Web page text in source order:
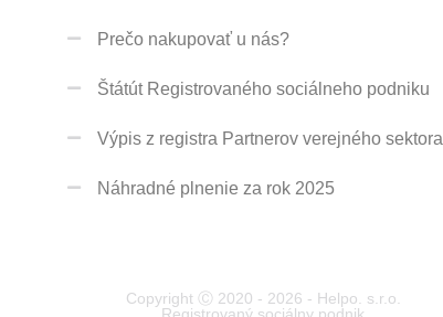
Prečo nakupovať u nás?
Štátút Registrovaného sociálneho podniku
Výpis z registra Partnerov verejného sektora
Náhradné plnenie za rok 2025
Copyright Ⓒ 2020 - 2026 - Helpo. s.r.o.